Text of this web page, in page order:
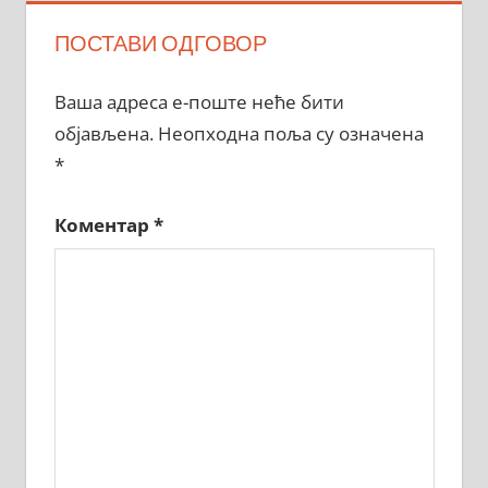
ПОСТАВИ ОДГОВОР
Ваша адреса е-поште неће бити
објављена. Неопходна поља су означена
*
Коментар *